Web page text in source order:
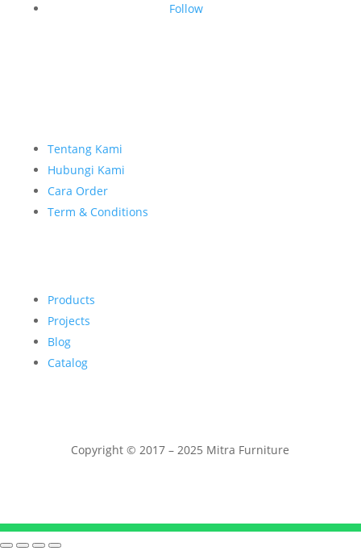
Follow
Tentang Kami
Hubungi Kami
Cara Order
Term & Conditions
Products
Projects
Blog
Catalog
Copyright © 2017 – 2025 Mitra Furniture
Telepon